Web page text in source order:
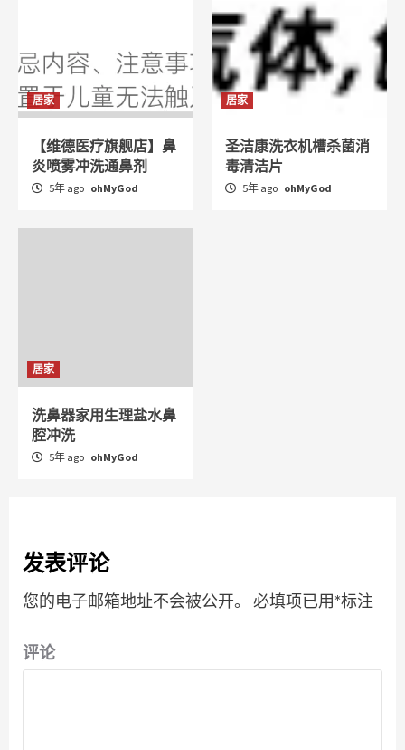
居家
【维德医疗旗舰店】鼻
炎喷雾冲洗通鼻剂
5年 ago ohMyGod
居家
圣洁康洗衣机槽杀菌消
毒清洁片
5年 ago ohMyGod
居家
洗鼻器家用生理盐水鼻
腔冲洗
5年 ago ohMyGod
发表评论
您的电子邮箱地址不会被公开。 必填项已用*标注
评论